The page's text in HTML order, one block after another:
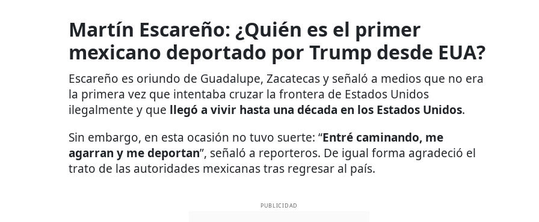
Martín Escareño: ¿Quién es el primer
mexicano deportado por Trump desde EUA?
Escareño es oriundo de Guadalupe, Zacatecas y señaló a medios que no era
la primera vez que intentaba cruzar la frontera de Estados Unidos
ilegalmente y que llegó a vivir hasta una década en los Estados Unidos.
Sin embargo, en esta ocasión no tuvo suerte: “Entré caminando, me
agarran y me deportan”, señaló a reporteros. De igual forma agradeció el
trato de las autoridades mexicanas tras regresar al país.
PUBLICIDAD